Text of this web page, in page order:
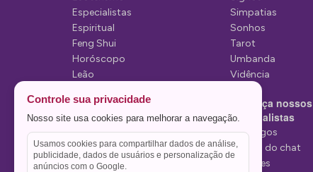
s
t
Especialistas
Espiritual
Feng Shui
Horóscopo
Leão
Mediunidade
Mensagens
Simpatias
Sonhos
Tarot
Umbanda
Vidência
Conheça nossos
Especialistas
Tarólogos
Estelas do chat
Videntes
Controle sua privacidade
Nosso site usa cookies para melhorar a navegação.
Usamos cookies para compartilhar dados de análise,
publicidade, dados de usuários e personalização de
anúncios com o Google.